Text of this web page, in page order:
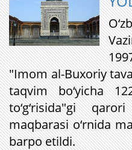
"Imom al-Buxoriy
taqvim bo‘yicha
to‘g‘risida"gi
maqbarasi o‘rnida
barpo etildi.